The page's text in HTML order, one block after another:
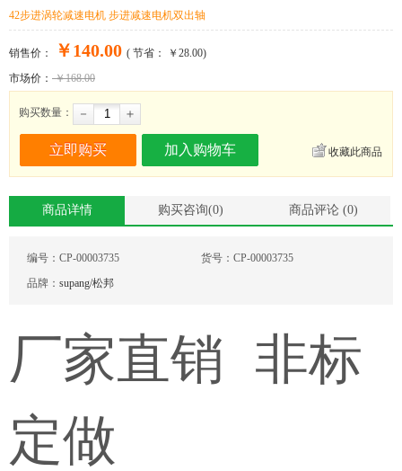
42步进涡轮减速电机 步进减速电机双出轴
销售价： ￥140.00 ( 节省： ￥28.00)
市场价： ￥168.00
购买数量： ＋
－
收藏此商品
商品详情 购买咨询(0) 商品评论 (0)
编号： CP-00003735 货号： CP-00003735
品牌： supang/松邦
厂家直销 非标
定做